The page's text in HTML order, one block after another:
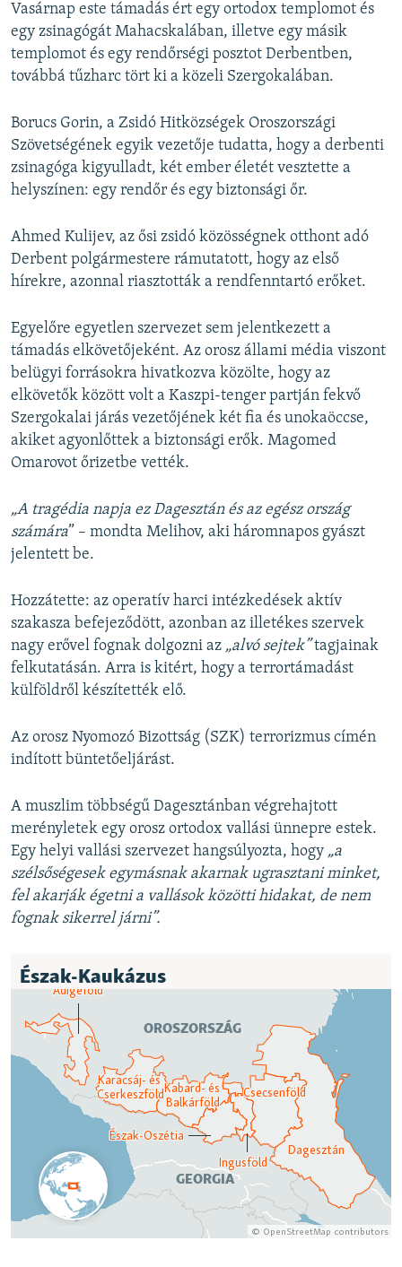
Vasárnap este támadás ért egy ortodox templomot és
egy zsinagógát Mahacskalában, illetve egy másik
templomot és egy rendőrségi posztot Derbentben,
továbbá tűzharc tört ki a közeli Szergokalában.
Borucs Gorin, a Zsidó Hitközségek Oroszországi
Szövetségének egyik vezetője tudatta, hogy a derbenti
zsinagóga kigyulladt, két ember életét vesztette a
helyszínen: egy rendőr és egy biztonsági őr.
Ahmed Kulijev, az ősi zsidó közösségnek otthont adó
Derbent polgármestere rámutatott, hogy az első
hírekre, azonnal riasztották a rendfenntartó erőket.
Egyelőre egyetlen szervezet sem jelentkezett a
támadás elkövetőjeként. Az orosz állami média viszont
belügyi forrásokra hivatkozva közölte, hogy az
elkövetők között volt a Kaszpi-tenger partján fekvő
Szergokalai járás vezetőjének két fia és unokaöccse,
akiket agyonlőttek a biztonsági erők. Magomed
Omarovot őrizetbe vették.
„A tragédia napja ez Dagesztán és az egész ország
számára” – mondta Melihov, aki háromnapos gyászt
jelentett be.
Hozzátette: az operatív harci intézkedések aktív
szakasza befejeződött, azonban az illetékes szervek
nagy erővel fognak dolgozni az „alvó sejtek”tagjainak
felkutatásán. Arra is kitért, hogy a terrortámadást
külföldről készítették elő.
Az orosz Nyomozó Bizottság (SZK) terrorizmus címén
indított büntetőeljárást.
A muszlim többségű Dagesztánban végrehajtott
merényletek egy orosz ortodox vallási ünnepre estek.
Egy helyi vallási szervezet hangsúlyozta, hogy „a
szélsőségesek egymásnak akarnak ugrasztani minket,
fel akarják égetni a vallások közötti hidakat, de nem
fognak sikerrel járni”.